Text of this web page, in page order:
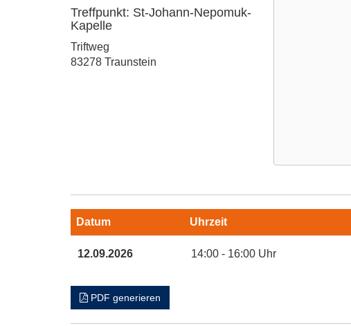
Treffpunkt: St-Johann-Nepomuk-
Kapelle
Adresse:
Triftweg
83278 Traunstein
Maps
Karte
St-
zum
Kurs
Datum Uhrzeit
12.09.2026 14:00 - 16:00 Uhr
PDF generieren